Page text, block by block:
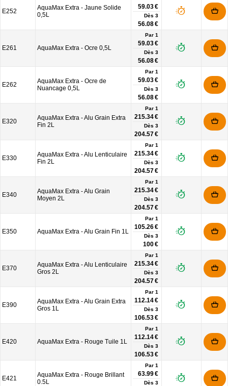
E252
AquaMax Extra - Jaune Solide
0,5L
59.03 €
Dès 3
56.08 €
E261 AquaMax Extra - Ocre 0,5L
Par 1
59.03 €
Dès 3
56.08 €
E262
AquaMax Extra - Ocre de
Nuancage 0,5L
Par 1
59.03 €
Dès 3
56.08 €
E320
AquaMax Extra - Alu Grain Extra
Fin 2L
Par 1
215.34 €
Dès 3
204.57 €
E330
AquaMax Extra - Alu Lenticulaire
Fin 2L
Par 1
215.34 €
Dès 3
204.57 €
E340
AquaMax Extra - Alu Grain
Moyen 2L
Par 1
215.34 €
Dès 3
204.57 €
E350 AquaMax Extra - Alu Grain Fin 1L
Par 1
105.26 €
Dès 3
100 €
E370
AquaMax Extra - Alu Lenticulaire
Gros 2L
Par 1
215.34 €
Dès 3
204.57 €
E390
AquaMax Extra - Alu Grain Extra
Gros 1L
Par 1
112.14 €
Dès 3
106.53 €
E420 AquaMax Extra - Rouge Tuile 1L
Par 1
112.14 €
Dès 3
106.53 €
E421
AquaMax Extra - Rouge Brillant
0.5L
Par 1
63.99 €
Dès 3